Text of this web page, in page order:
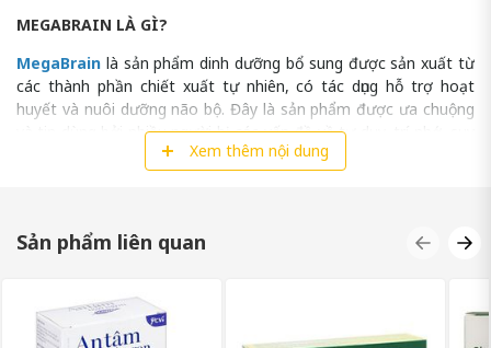
MEGABRAIN LÀ GÌ?
MegaBrain là sản phẩm dinh dưỡng bổ sung được sản xuất từ
các thành phần chiết xuất tự nhiên, có tác dụng hỗ trợ hoạt
huyết và nuôi dưỡng não bộ. Đây là sản phẩm được ưa chuộng
và tin dùng bởi nhiều người bị các vấn đề về tư duy, trí nhớ, suy
giảm chức năng não bộ.
Xem thêm nội dung
Sản phẩm liên quan